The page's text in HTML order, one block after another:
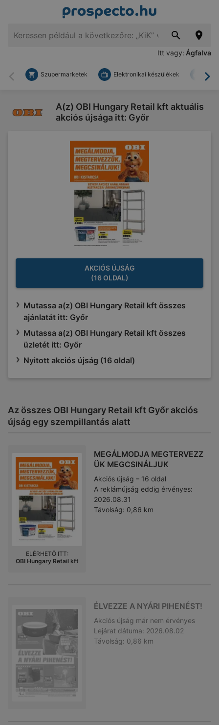
Itt vagy: Ágfalva
Vissza
Szupermarketek Elektronikai készülékek
A(z) OBI Hungary Retail kft aktuális
akciós újsága itt: Győr
AKCIÓS ÚJSÁG
(16 OLDAL)
Mutassa a(z) OBI Hungary Retail kft összes
ajánlatát itt: Győr
Mutassa a(z) OBI Hungary Retail kft összes
üzletét itt: Győr
Nyitott akciós újság (16 oldal)
Az összes OBI Hungary Retail kft Győr akciós
újság egy szempillantás alatt
MEGÁLMODJA MEGTERVEZZ
ÜK MEGCSINÁLJUK
Akciós újság – 16 oldal
A reklámújság eddig érvényes:
2026.08.31
Távolság: 0,86 km
ELÉRHETŐ ITT:
OBI Hungary Retail kft
ÉLVEZZE A NYÁRI PIHENÉST!
Akciós újság már nem érvényes
Lejárat dátuma: 2026.08.02
Távolság: 0,86 km